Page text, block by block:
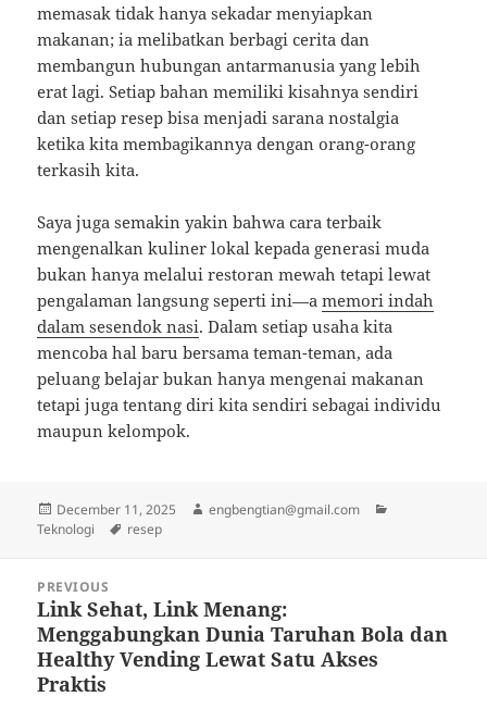
memasak tidak hanya sekadar menyiapkan
makanan; ia melibatkan berbagi cerita dan
membangun hubungan antarmanusia yang lebih
erat lagi. Setiap bahan memiliki kisahnya sendiri
dan setiap resep bisa menjadi sarana nostalgia
ketika kita membagikannya dengan orang-orang
terkasih kita.
Saya juga semakin yakin bahwa cara terbaik
mengenalkan kuliner lokal kepada generasi muda
bukan hanya melalui restoran mewah tetapi lewat
pengalaman langsung seperti ini—amemori indah
dalam sesendok nasi. Dalam setiap usaha kita
mencoba hal baru bersama teman-teman, ada
peluang belajar bukan hanya mengenai makanan
tetapi juga tentang diri kita sendiri sebagai individu
maupun kelompok.
Posted
on
December 11, 2025 Author
engbengtian@gmail.com
Teknologi
Tags
resep
navigation
PREVIOUS
Previous
post:
Link Sehat, Link Menang:
Menggabungkan Dunia Taruhan Bola dan
Healthy Vending Lewat Satu Akses
Praktis